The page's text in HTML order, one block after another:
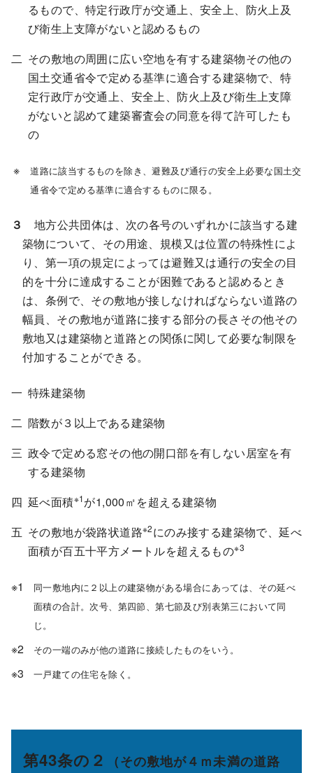
るもので、特定行政庁が交通上、安全上、防火上及
び衛生上支障がないと認めるもの
その敷地の周囲に広い空地を有する建築物その他の
国土交通省令で定める基準に適合する建築物で、特
定行政庁が交通上、安全上、防火上及び衛生上支障
がないと認めて建築審査会の同意を得て許可したも
の
道路に該当するものを除き、避難及び通行の安全上必要な国土交
通省令で定める基準に適合するものに限る。
３ 地方公共団体は、次の各号のいずれかに該当する建
築物について、その用途、規模又は位置の特殊性によ
り、第一項の規定によっては避難又は通行の安全の目
的を十分に達成することが困難であると認めるとき
は、条例で、その敷地が接しなければならない道路の
幅員、その敷地が道路に接する部分の長さその他その
敷地又は建築物と道路との関係に関して必要な制限を
付加することができる。
特殊建築物
階数が３以上である建築物
政令で定める窓その他の開口部を有しない居室を有
する建築物
延べ面積※1が1,000㎡を超える建築物
その敷地が袋路状道路※2にのみ接する建築物で、延べ
面積が百五十平方メートルを超えるもの※3
同一敷地内に２以上の建築物がある場合にあっては、その延べ
面積の合計。次号、第四節、第七節及び別表第三において同
じ。
その一端のみが他の道路に接続したものをいう。
一戸建ての住宅を除く。
第43条の２ （その敷地が４ｍ未満の道路